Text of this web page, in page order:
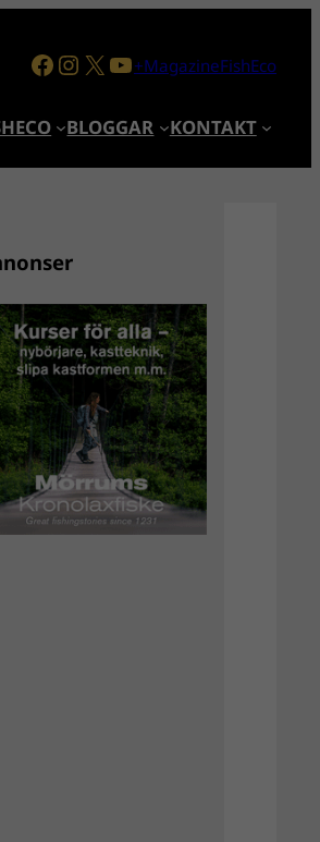
Facebook
Instagram
X YouTube
+MagazineFishEco
BLOGGAR KONTAKT